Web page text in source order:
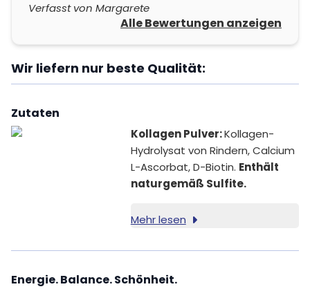
Verfasst von Margarete
Alle Bewertungen anzeigen
Wir liefern nur beste Qualität:
Zutaten
Kollagen Pulver:Kollagen-
Hydrolysat von Rindern, Calcium
L-Ascorbat, D-Biotin. Enthält
naturgemäß Sulfite.
Mehr lesen
Energie. Balance. Schönheit.